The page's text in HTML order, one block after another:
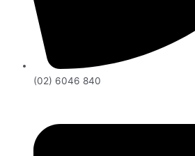
(02) 6046 840